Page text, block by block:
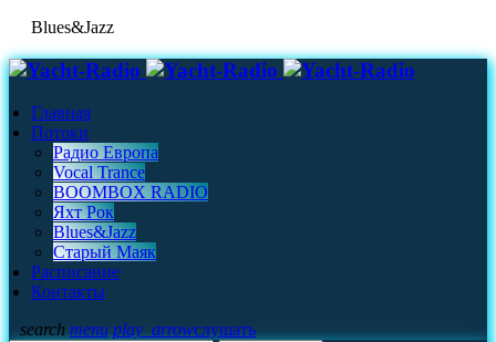
Blues&Jazz
Главная
Потоки
Радио Европа
Vocal Trance
BOOMBOX RADIO
Яхт Рок
Blues&Jazz
Старый Маяк
Расписание
Контакты
search menu play_arrowслушать